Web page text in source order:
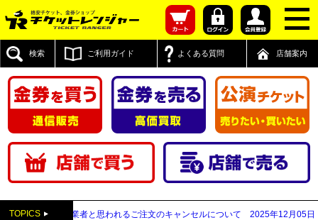
検索 ご利用ガイド よくある質問 店舗案内
TOPICS
払い買取業者と思われるご注文のキャンセルについて 2025年12月05日 【2025